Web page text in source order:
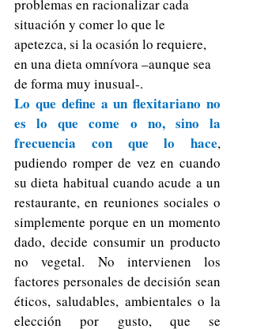
problemas en racionalizar cada
situación y comer lo que le
apetezca, si la ocasión lo requiere,
en una dieta omnívora –aunque sea
de forma muy inusual-.
Lo que define a un flexitariano no
es lo que come o no, sino la
frecuencia con que lo hace,
pudiendo romper de vez en cuando
su dieta habitual cuando acude a un
restaurante, en reuniones sociales o
simplemente porque en un momento
dado, decide consumir un producto
no vegetal. No intervienen los
factores personales de decisión sean
éticos, saludables, ambientales o la
elección por gusto, que se